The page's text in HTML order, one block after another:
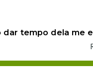
tempo dela me